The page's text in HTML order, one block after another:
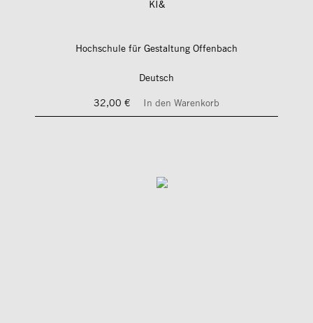
KI&
Hochschule für Gestaltung Offenbach
Deutsch
32,00 €
In den Warenkorb